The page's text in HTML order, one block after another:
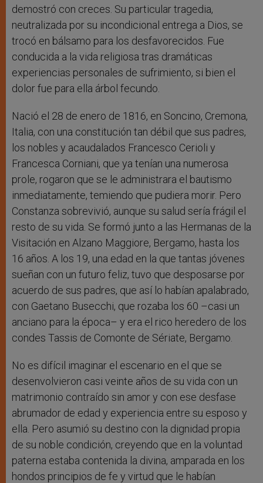
demostró con creces. Su particular tragedia,
neutralizada por su incondicional entrega a Dios, se
trocó en bálsamo para los desfavorecidos. Fue
conducida a la vida religiosa tras dramáticas
experiencias personales de sufrimiento, si bien el
dolor fue para ella árbol fecundo.
Nació el 28 de enero de 1816, en Soncino, Cremona,
Italia, con una constitución tan débil que sus padres,
los nobles y acaudalados Francesco Cerioli y
Francesca Corniani, que ya tenían una numerosa
prole, rogaron que se le administrara el bautismo
inmediatamente, temiendo que pudiera morir. Pero
Constanza sobrevivió, aunque su salud sería frágil el
resto de su vida. Se formó junto a las Hermanas de la
Visitación en Alzano Maggiore, Bergamo, hasta los
16 años. A los 19, una edad en la que tantas jóvenes
sueñan con un futuro feliz, tuvo que desposarse por
acuerdo de sus padres, que así lo habían apalabrado,
con Gaetano Busecchi, que rozaba los 60 –casi un
anciano para la época– y era el rico heredero de los
condes Tassis de Comonte de Sériate, Bergamo.
No es difícil imaginar el escenario en el que se
desenvolvieron casi veinte años de su vida con un
matrimonio contraído sin amor y con ese desfase
abrumador de edad y experiencia entre su esposo y
ella. Pero asumió su destino con la dignidad propia
de su noble condición, creyendo que en la voluntad
paterna estaba contenida la divina, amparada en los
hondos principios de fe y virtud que le habían